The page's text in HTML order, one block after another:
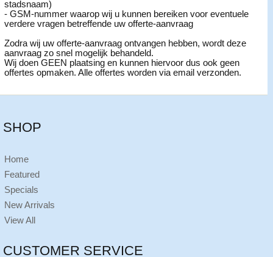
stadsnaam)
- GSM-nummer waarop wij u kunnen bereiken voor eventuele
verdere vragen betreffende uw offerte-aanvraag
Zodra wij uw offerte-aanvraag ontvangen hebben, wordt deze
aanvraag zo snel mogelijk behandeld.
Wij doen GEEN plaatsing en kunnen hiervoor dus ook geen
offertes opmaken. Alle offertes worden via email verzonden.
SHOP
Home
Featured
Specials
New Arrivals
View All
CUSTOMER SERVICE